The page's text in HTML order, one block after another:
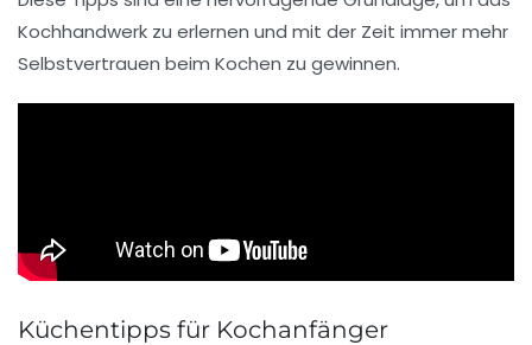
Kochhandwerk zu erlernen und mit der Zeit immer mehr
Selbstvertrauen beim Kochen zu gewinnen.
Küchentipps für Kochanfänger